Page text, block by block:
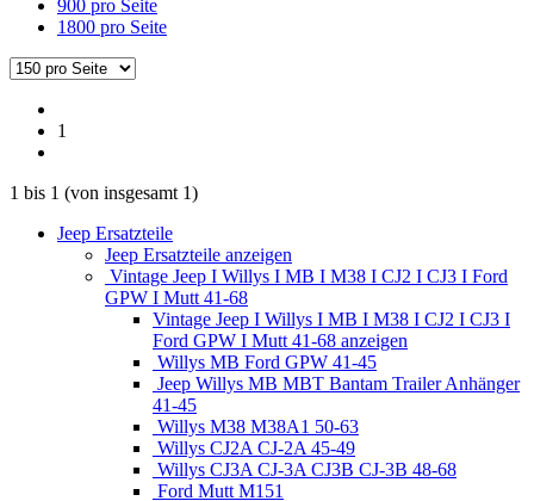
900 pro Seite
1800 pro Seite
1
1 bis 1 (von insgesamt 1)
Jeep Ersatzteile
Jeep Ersatzteile anzeigen
Vintage Jeep I Willys I MB I M38 I CJ2 I CJ3 I Ford
GPW I Mutt 41-68
Vintage Jeep I Willys I MB I M38 I CJ2 I CJ3 I
Ford GPW I Mutt 41-68 anzeigen
Willys MB Ford GPW 41-45
Jeep Willys MB MBT Bantam Trailer Anhänger
41-45
Willys M38 M38A1 50-63
Willys CJ2A CJ-2A 45-49
Willys CJ3A CJ-3A CJ3B CJ-3B 48-68
Ford Mutt M151